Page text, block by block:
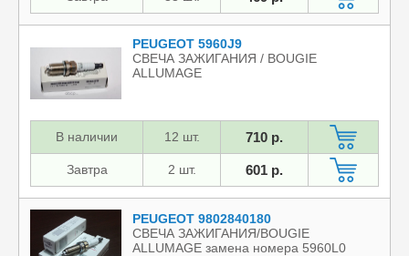
PEUGEOT 5960J9
СВЕЧА ЗАЖИГАНИЯ / BOUGIE
ALLUMAGE
В наличии 12 шт. 710 р.
Завтра 2 шт. 601 р.
PEUGEOT 9802840180
СВЕЧА ЗАЖИГАНИЯ/BOUGIE
ALLUMAGE замена номера 5960L0